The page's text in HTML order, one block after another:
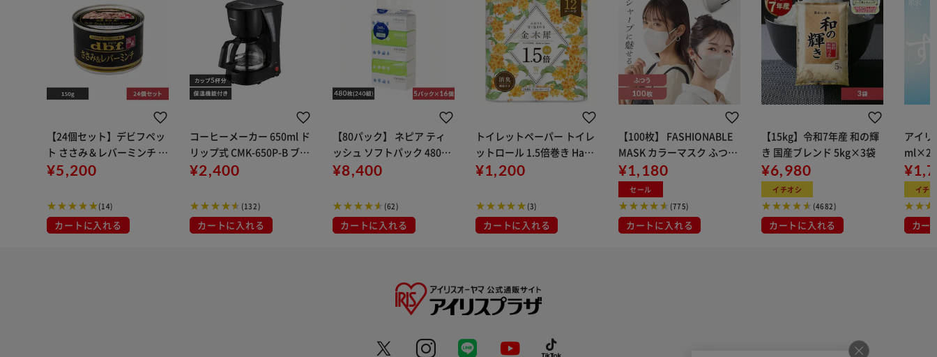
【24個セット】デビフペッ
ト ささみ＆レバーミンチ 1
50g×24 dbf
¥5,200
(14)
カートに入れる
コーヒーメーカー 650ml ド
リップ式 CMK-650P-B ブラ
ック
¥2,400
(132)
カートに入れる
【80パック】 ネピア ティ
ッシュ ソフトパック 480枚
(240組) 5パック×16
¥8,400
(62)
カートに入れる
トイレットペーパー トイレ
ットロール 1.5倍巻き Hana
taba 金木犀 1.5倍巻き 8ロ
¥1,200
(3)
カートに入れる
【100枚】 FASHIONABLE
MASK カラーマスク ふつう
サイズ 20枚入×5 ニュアン
スグレー×ナイトブルー
¥1,180
セール
(775)
カートに入れる
【15kg】令和7年産 和の輝
き 国産ブレンド 5kg×3袋
¥6,980
イチオシ
(4682)
カートに入れる
アイリ
ml×24
用
イチ
カー